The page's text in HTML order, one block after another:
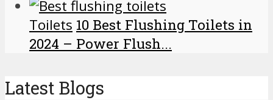
Toilets 10 Best Flushing Toilets in
2024 – Power Flush...
Latest Blogs